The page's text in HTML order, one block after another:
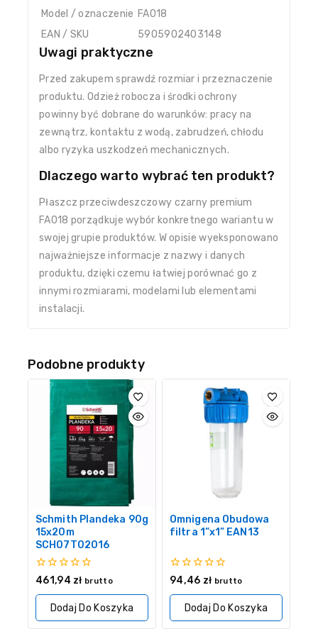
Model / oznaczenie FA018
EAN / SKU
5905902403148
Uwagi praktyczne
Przed zakupem sprawdź rozmiar i przeznaczenie
produktu. Odzież robocza i środki ochrony
powinny być dobrane do warunków: pracy na
zewnątrz, kontaktu z wodą, zabrudzeń, chłodu
albo ryzyka uszkodzeń mechanicznych.
Dlaczego warto wybrać ten produkt?
Płaszcz przeciwdeszczowy czarny premium
FA018 porządkuje wybór konkretnego wariantu w
swojej grupie produktów. W opisie wyeksponowano
najważniejsze informacje z nazwy i danych
produktu, dzięki czemu łatwiej porównać go z
innymi rozmiarami, modelami lub elementami
instalacji.
Podobne produkty
Schmith Plandeka 90g
15x20m
SCH07T02016
0
5
461,94 zł brutto
Dodaj Do Koszyka
Omnigena Obudowa
filtra 1”x1” EAN13
0
5
94,46 zł brutto
Dodaj Do Koszyka